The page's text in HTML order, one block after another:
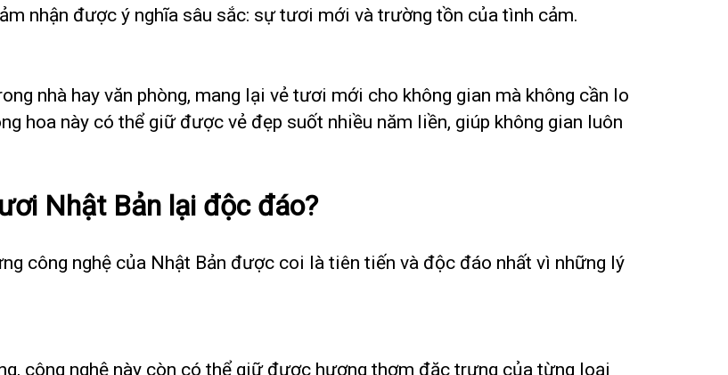
nhận được ý nghĩa sâu sắc: sự tươi mới và trường tồn của tình cảm.
nhà hay văn phòng, mang lại vẻ tươi mới cho không gian mà không cần lo
hoa này có thể giữ được vẻ đẹp suốt nhiều năm liền, giúp không gian luôn
Nhật Bản lại độc đáo?
công nghệ của Nhật Bản được coi là tiên tiến và độc đáo nhất vì những lý
công nghệ này còn có thể giữ được hương thơm đặc trưng của từng loại